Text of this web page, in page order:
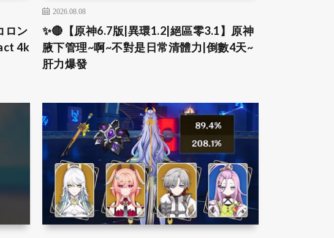
ロン
4k
2026.08.08
✨🔴【原神6.7版|異環1.2|絕區零3.1】原神
腋下管理~啊~不對是日常清體力|倒數4天~
肝力爆發